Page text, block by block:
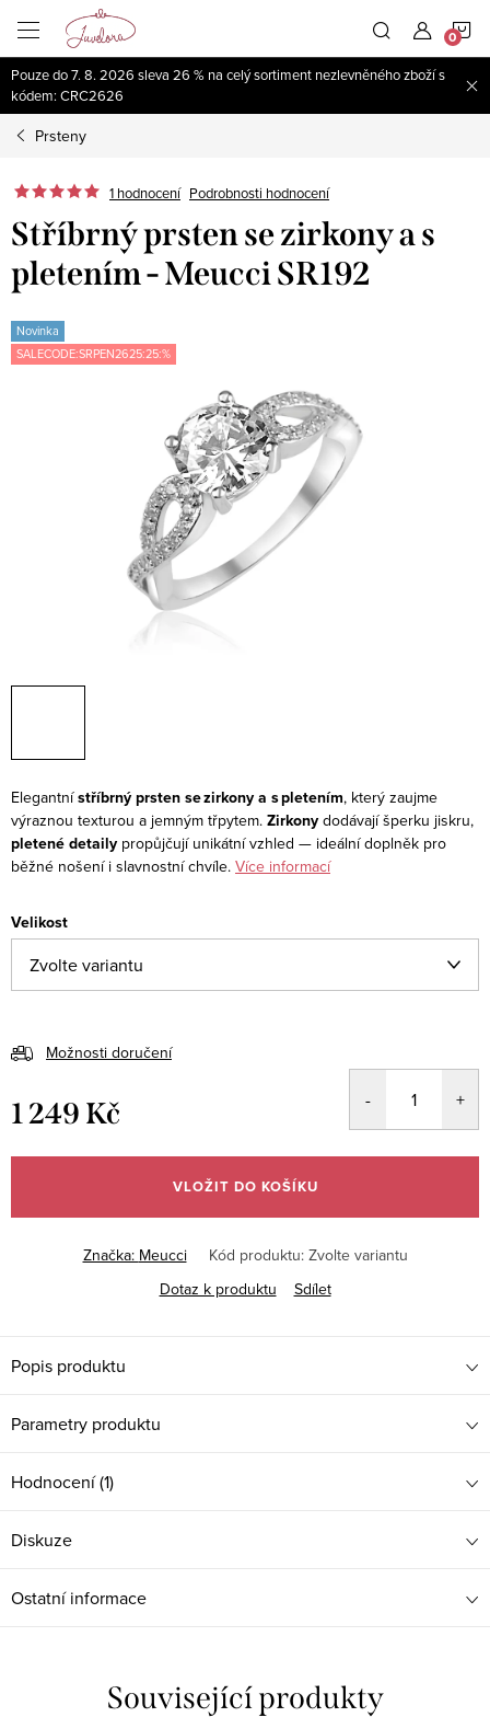
obsah
Pouze do 7. 8. 2026 sleva 26 % na celý sortiment nezlevněného zboží s
kódem: CRC2626
Prsteny
1 hodnocení Podrobnosti hodnocení
Stříbrný prsten se zirkony a s
pletením - Meucci SR192
Novinka
SALECODE:SRPEN2625:25:%
Elegantnístříbrný prsten se zirkony a s pletením, který zaujme
výraznou texturou a jemným třpytem. Zirkony dodávají šperku jiskru,
pletené detaily propůjčují unikátní vzhled — ideální doplněk pro
běžné nošení i slavnostní chvíle. Více informací
Velikost
Možnosti doručení
1 249 Kč
cena:
VLOŽIT DO KOŠÍKU
Značka: Meucci Kód produktu: Zvolte variantu
Dotaz k produktu
Sdílet
Popis produktu
Parametry produktu
Hodnocení (1)
Diskuze
Ostatní informace
Související produkty